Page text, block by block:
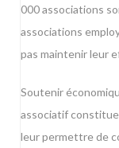
000 associations
associations
pas maintenir leur
Soutenir
associatif
leur permettre de